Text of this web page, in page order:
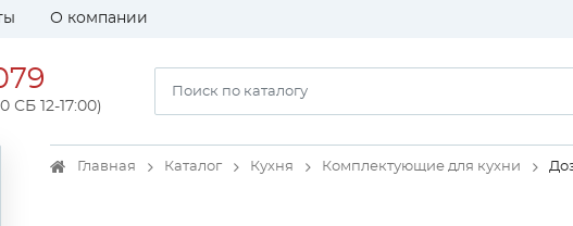
О компании
СБ 12-17:00)
Главная Каталог Кухня Комплектующие для кухни